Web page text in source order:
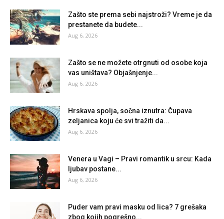
Zašto ste prema sebi najstroži? Vreme je da
prestanete da budete...
Aug 6, 2026
Zašto se ne možete otrgnuti od osobe koja
vas uništava? Objašnjenje...
Aug 6, 2026
Hrskava spolja, sočna iznutra: Čupava
zeljanica koju će svi tražiti da...
Aug 6, 2026
Venera u Vagi – Pravi romantik u srcu: Kada
ljubav postane...
Aug 6, 2026
Puder vam pravi masku od lica? 7 grešaka
zbog kojih pogrešno...